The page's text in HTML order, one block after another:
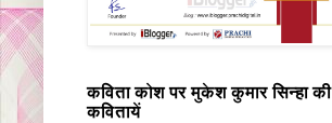
कविता कोश पर मुकेश कुमार सिन्हा की
कवितायें